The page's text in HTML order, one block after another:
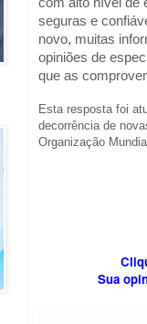
seguras e
novo, muitas
opiniões de
que as
Esta resposta foi
decorrência de
Organização
Sua